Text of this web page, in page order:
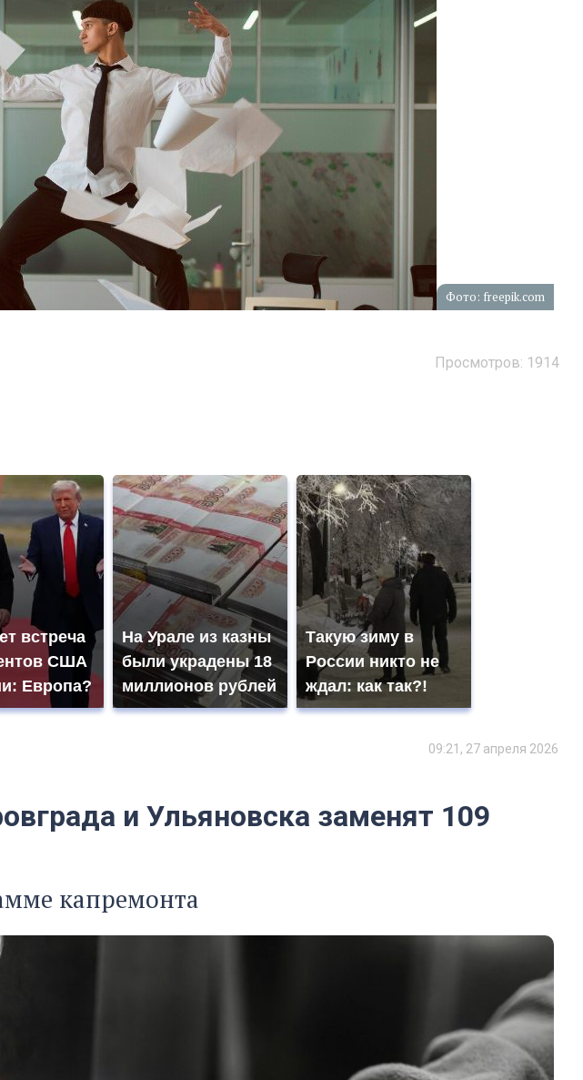
Фото: freepik.com
Просмотров: 1914
встреча
США
Европа?
На Урале из казны
были украдены 18
миллионов рублей
Такую зиму в
России никто не
ждал: как так?!
09:21, 27 апреля 2026
и Ульяновска заменят 109
капремонта